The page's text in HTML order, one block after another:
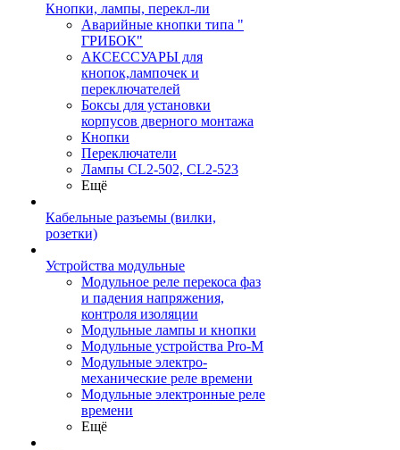
Кнопки, лампы, перекл-ли
Аварийные кнопки типа "
ГРИБОК"
АКСЕССУАРЫ для
кнопок,лампочек и
переключателей
Боксы для установки
корпусов дверного монтажа
Кнопки
Переключатели
Лампы CL2-502, CL2-523
Ещё
Кабельные разъемы (вилки,
розетки)
Устройства модульные
Модульное реле перекоса фаз
и падения напряжения,
контроля изоляции
Модульные лампы и кнопки
Модульные устройства Pro-M
Модульные электро-
механические реле времени
Модульные электронные реле
времени
Ещё